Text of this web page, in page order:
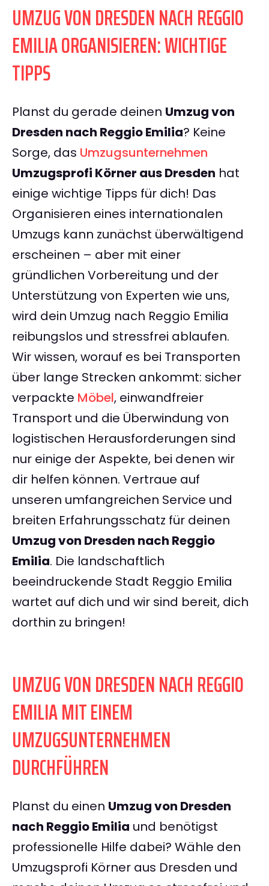
UMZUG VON DRESDEN NACH REGGIO
EMILIA ORGANISIEREN: WICHTIGE
TIPPS
Planst du gerade deinen Umzug von
Dresden nach Reggio Emilia? Keine
Sorge, das Umzugsunternehmen
Umzugsprofi Körner aus Dresden hat
einige wichtige Tipps für dich! Das
Organisieren eines internationalen
Umzugs kann zunächst überwältigend
erscheinen – aber mit einer
gründlichen Vorbereitung und der
Unterstützung von Experten wie uns,
wird dein Umzug nach Reggio Emilia
reibungslos und stressfrei ablaufen.
Wir wissen, worauf es bei Transporten
über lange Strecken ankommt: sicher
verpackte Möbel, einwandfreier
Transport und die Überwindung von
logistischen Herausforderungen sind
nur einige der Aspekte, bei denen wir
dir helfen können. Vertraue auf
unseren umfangreichen Service und
breiten Erfahrungsschatz für deinen
Umzug von Dresden nach Reggio
Emilia. Die landschaftlich
beeindruckende Stadt Reggio Emilia
wartet auf dich und wir sind bereit, dich
dorthin zu bringen!
UMZUG VON DRESDEN NACH REGGIO
EMILIA MIT EINEM
UMZUGSUNTERNEHMEN
DURCHFÜHREN
Planst du einen Umzug von Dresden
nach Reggio Emilia und benötigst
professionelle Hilfe dabei? Wähle den
Umzugsprofi Körner aus Dresden und